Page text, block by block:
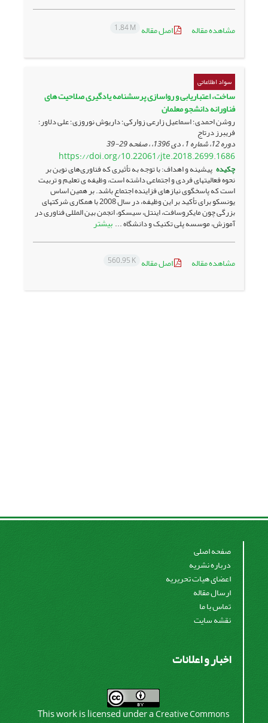
مشاهده مقاله اصل مقاله 1.84 M
سواد اطلاعاتی
ساخت، اعتباریابی و رواسازی پرسشنامه یادگیری صلاحیت های
فناورانه دانشجو معلمان
روشن احمدی؛ اسماعیل زارعی زوارکی؛ داریوش نوروزی؛ علی دلاور؛
فریبرز درتاج
دوره 12، شماره 1 ، دی 1396، ، صفحه 29-39
https://doi.org/10.22061/jte.2018.2699.1686
چکیده پیشینه و اهداف: با توجه به تأثیری که فناوری‌های نوین بر
نحوه فعالیتهای فردی و اجتماعی داشته است، وظیفه ی تعلیم و تربیت
است که پاسخگوی نیازهای فزاینده اجتماع باشد. بر همین اساس
یونسکو برای تأکید بر این وظیفه، در سال 2008 با همکاری شرکتهای
بزرگی چون مایکروسافت، اینتل، سیسکو، انجمن بین المللی فناوری در
آموزش، موسسه پلی تکنیک و دانشگاه ... بیشتر
مشاهده مقاله اصل مقاله 560.95 K
صفحه اصلی
درباره نشریه
اعضای هیات تحریریه
ارسال مقاله
تماس با ما
نقشه سایت
اخبار و اعلانات
This work is licensed under aCreative Commons